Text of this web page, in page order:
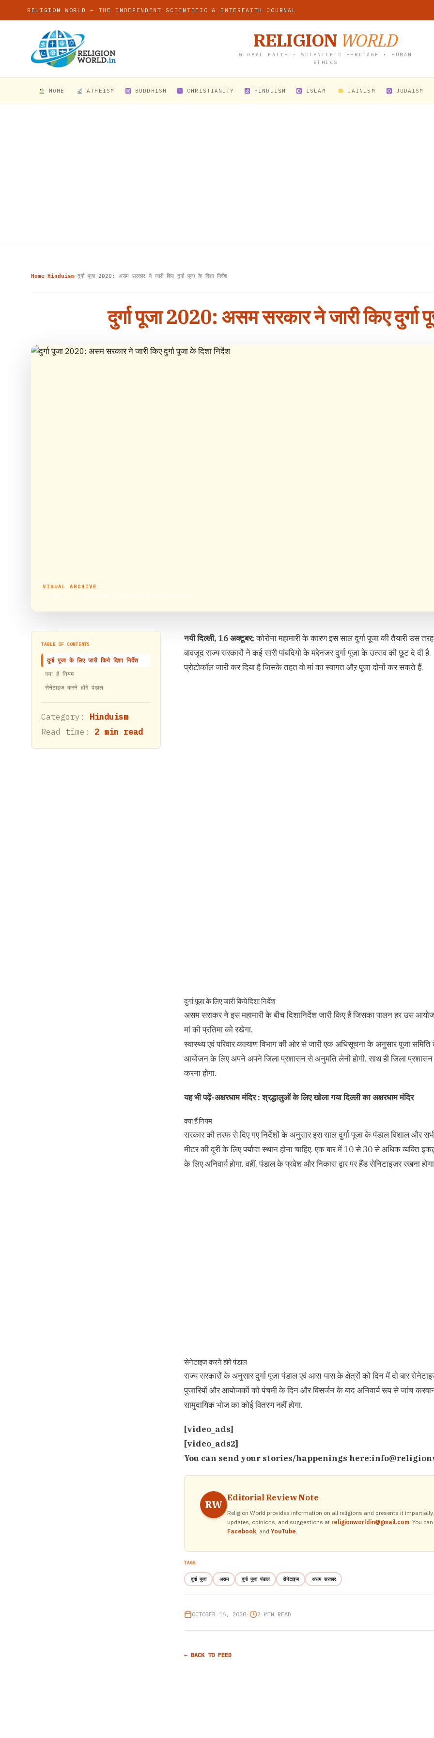
RELIGION WORLD — THE INDEPENDENT SCIENTIFIC & INTERFAITH JOURNAL
RELIGION WORLD
GLOBAL FAITH • SCIENTIFIC HERITAGE • HUMAN
ETHICS
HOME ATHEISM BUDDHISM CHRISTIANITY HINDUISM ISLAM JAINISM JUDAISM
Home›Hinduism›दुर्गा पूजा 2020: असम सरकार ने जारी किए दुर्गा पूजा के दिशा निर्देश
दुर्गा पूजा 2020: असम सरकार ने जारी किए दुर्गा
VISUAL ARCHIVE
TABLE OF CONTENTS
दुर्गा पूजा के लिए जारी किये दिशा निर्देश
क्या हैं नियम
सेनेटाइज करने होंगे पंडाल
Category: Hinduism
Read time: 2 min read
नयी दिल्ली, 16 अक्टूबर;कोरोना महामारी के कारण इस साल दुर्गा पूजा की तैयारी उस
बावजूद राज्य सरकारों ने कई सारी पांबदियो के मद्देनजर दुर्गा पूजा के उत्सव की छूट दे
प्रोटोकॉल जारी कर दिया है जिसके तहत वो मां का स्वागत औऱ पूजा दोनों कर सकते हैं.
दुर्गा पूजा के लिए जारी किये दिशा निर्देश
असम सराकर ने इस महामारी के बीच दिशानिर्देश जारी किए हैं जिसका पालन हर उस
मां की प्रतिमा को रखेगा.
स्वास्थ्य एवं परिवार कल्याण विभाग की ओर से जारी एक अधिसूचना के अनुसार पूजा
आयोजन के लिए अपने अपने जिला प्रशासन से अनुमति लेनी होगी. साथ ही जिला
करना होगा.
यह भी पढ़ें-अक्षरधाम मंदिर : श्रद्धालुओं के लिए खोला गया दिल्ली का अक्षरधाम मंदिर
क्या हैं नियम
सरकार की तरफ से दिए गए निर्देशों के अनुसार इस साल दुर्गा पूजा के पंडाल विशाल और
मीटर की दूरी के लिए पर्याप्त स्थान होना चाहिए. एक बार में 10 से 30 से अधिक व्यक्ति
के लिए अनिवार्य होगा. वहीं, पंडाल के प्रवेश और निकास द्वार पर हैंड सेनिटाइजर रखना
सेनेटाइज करने होंगे पंडाल
राज्य सरकारों के अनुसार दुर्गा पूजा पंडाल एवं आस-पास के क्षेत्रों को दिन में दो बार
पुजारियों और आयोजकों को पंचमी के दिन और विसर्जन के बाद अनिवार्य रूप से जांच
सामुदायिक भोज का कोई वितरण नहीं होगा.
[video_ads]
[video_ads2]
You can send your stories/happenings here:
RW
Editorial Review Note
Religion World provides information on all religions and presents it
updates, opinions, and suggestions at religionworldin@gmail.com. You
Facebook, and YouTube.
TAGS
दुर्गा पूजा असम दुर्गा पूजा पंडाल सेनेटाइज असम सरकार
OCTOBER 16, 2020• 2 MIN READ
← BACK TO FEED